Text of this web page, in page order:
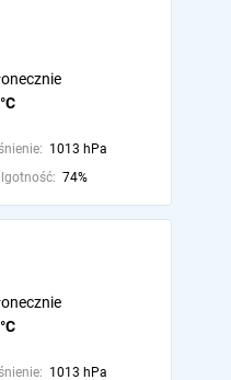
1013 hPa
74%
1013 hPa